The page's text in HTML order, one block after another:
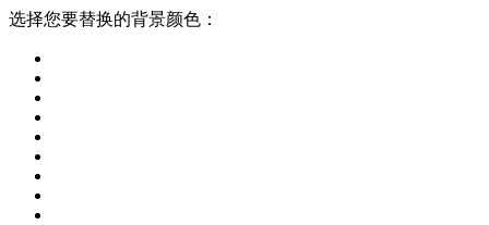
选择您要替换的背景颜色：